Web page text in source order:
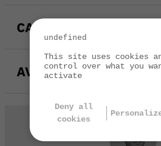
CARACTÉRISTIQUES
AVIS
undefined
This site uses cookies
control over what you
activate
Deny all
cookies